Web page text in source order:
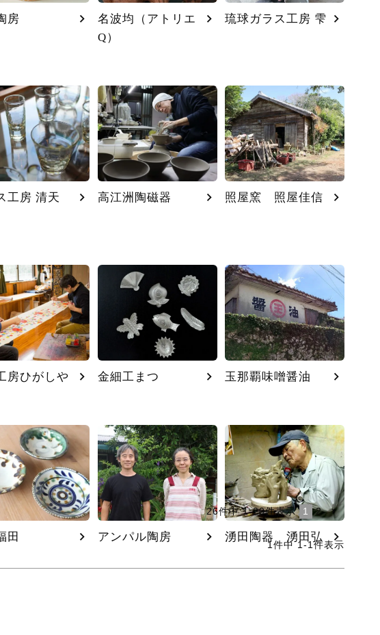
房
名波均（アトリエ
Q）
琉球ガラス工房 雫
工房 清天 高江洲陶磁器 照屋窯 照屋佳信
房ひがしや 金細工まつ 玉那覇味噌醤油
田 アンパル陶房 湧田陶器 湧田弘
26件中 1-20件表示 1 2
1件中 1-1件表示